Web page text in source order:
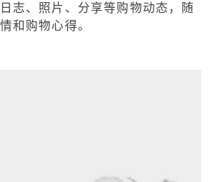
志、照片、分享等购物动态，随
和购物心得。